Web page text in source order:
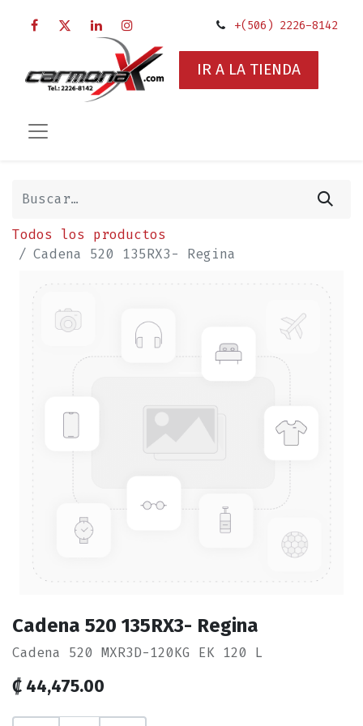
+(506) 2226-8142
IR A LA TIENDA
Todos los productos
Cadena 520 135RX3- Regina
Cadena 520 135RX3- Regina
Cadena 520 MXR3D-120KG EK 120 L
₡ 44,475.00